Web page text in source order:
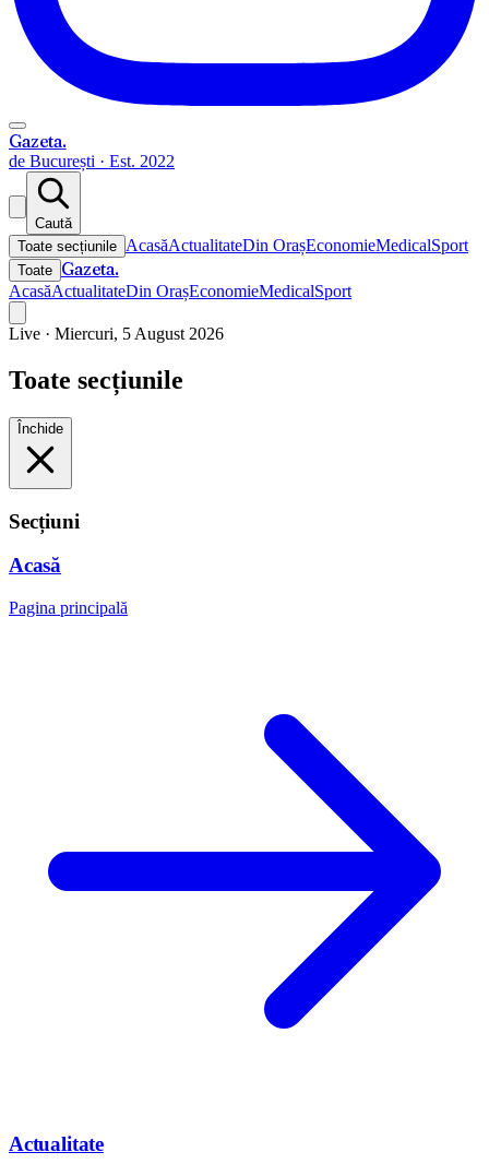
Gazeta.
de București · Est. 2022
Caută
Toate secțiunile AcasăActualitateDin OrașEconomieMedicalSport
Toate Gazeta.
AcasăActualitateDin OrașEconomieMedicalSport
Live · Miercuri, 5 August 2026
Toate secțiunile
Închide
Secțiuni
Acasă
Pagina principală
Actualitate